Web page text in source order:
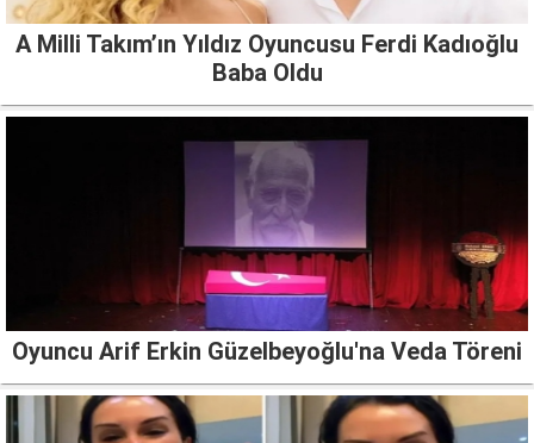
A Milli Takım’ın Yıldız Oyuncusu Ferdi Kadıoğlu
Baba Oldu
Oyuncu Arif Erkin Güzelbeyoğlu'na Veda Töreni